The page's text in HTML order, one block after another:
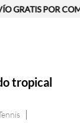
GRATIS POR
tropical